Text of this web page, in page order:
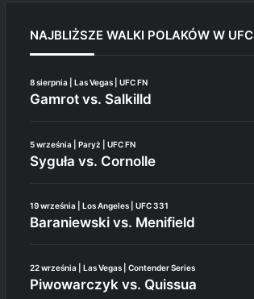
NAJBLIŻSZE WALKI POLAKÓW W UFC
8 sierpnia | Las Vegas | UFC FN
Gamrot vs. Salkilld
5 września | Paryż | UFC FN
Syguła vs. Cornolle
19 września | Los Angeles | UFC 331
Baraniewski vs. Menifield
22 września | Las Vegas | Contender Series
Piwowarczyk vs. Quissua